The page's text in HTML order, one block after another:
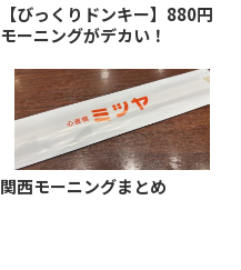
【びっくりドンキー】880円
モーニングがデカい！
関西モーニングまとめ